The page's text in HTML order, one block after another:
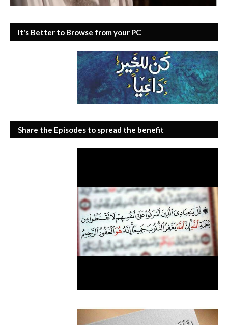
It's Better to Browse from your PC
Share the Episodes to spread the benefit